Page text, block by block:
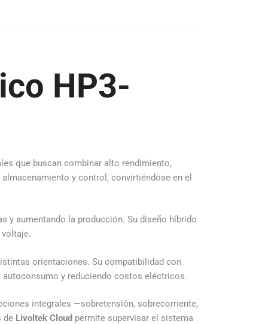
HP3-
que buscan combinar alto rendimiento,
y control, convirtiéndose en el
y aumentando la producción. Su diseño híbrido
orientaciones. Su compatibilidad con
y reduciendo costos eléctricos.
integrales —sobretensión, sobrecorriente,
de Livoltek Cloud permite supervisar el sistema